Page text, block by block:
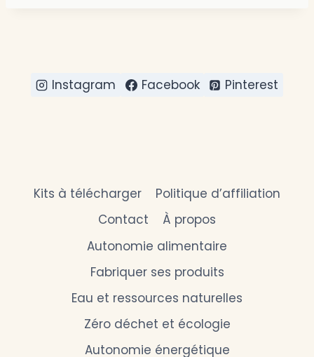
Instagram Facebook Pinterest
Kits à télécharger
Politique d’affiliation
Contact
À propos
Autonomie alimentaire
Fabriquer ses produits
Eau et ressources naturelles
Zéro déchet et écologie
Autonomie énergétique